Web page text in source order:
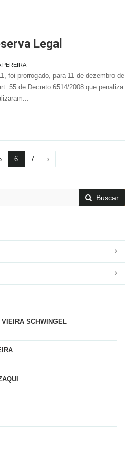
Legal
PEREIRA
foi prorrogado, para 11 de dezembro de
55 de Decreto 6514/2008 que penaliza
6 7 ›
Buscar
SCHWINGEL